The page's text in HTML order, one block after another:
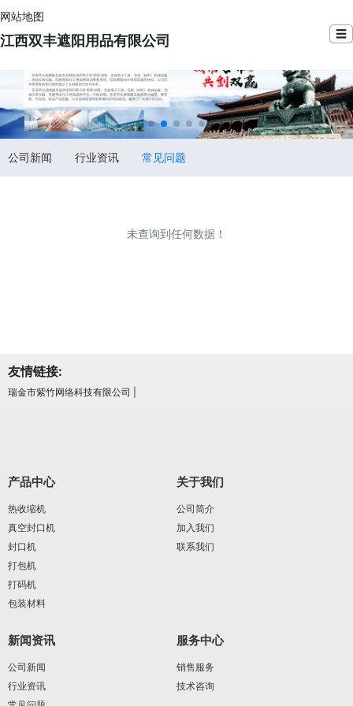
网站地图
江西双丰遮阳用品有限公司 ☰
公司新闻 行业资讯 常见问题
未查询到任何数据！
友情链接:
瑞金市紫竹网络科技有限公司
产品中心
热收缩机
真空封口机
封口机
打包机
打码机
包装材料
关于我们
公司简介
加入我们
联系我们
新闻资讯
公司新闻
行业资讯
服务中心
销售服务
技术咨询